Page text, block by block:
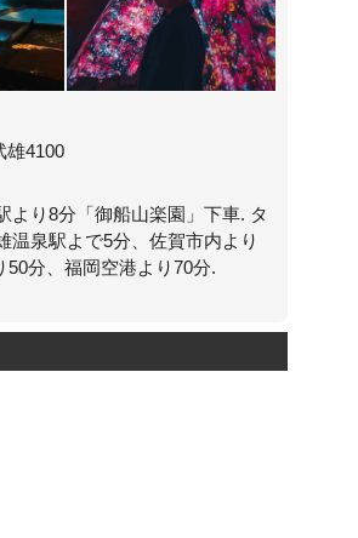
雄4100
より8分「御船山楽園」下車. タ
温泉駅よで5分、佐賀市内より
50分、福岡空港より70分.